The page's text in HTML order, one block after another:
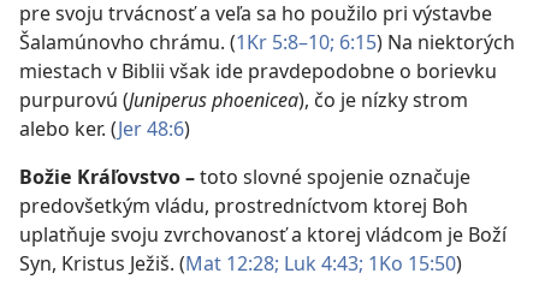
pre svoju trvácnosť a veľa sa ho použilo pri výstavbe
Šalamúnovho chrámu. (1Kr 5:8–10; 6:15) Na niektorých
miestach v Biblii však ide pravdepodobne o borievku
purpurovú (Juniperus phoenicea), čo je nízky strom
alebo ker. (Jer 48:6)
Božie Kráľovstvo–toto slovné spojenie označuje
predovšetkým vládu, prostredníctvom ktorej Boh
uplatňuje svoju zvrchovanosť a ktorej vládcom je Boží
Syn, Kristus Ježiš. (Mat 12:28; Luk 4:43; 1Ko 15:50)